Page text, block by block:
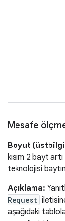
Mesafe
Boyut
kısım 2 bayt
teknolojisi
Açıklama:
Request
aşağıdaki